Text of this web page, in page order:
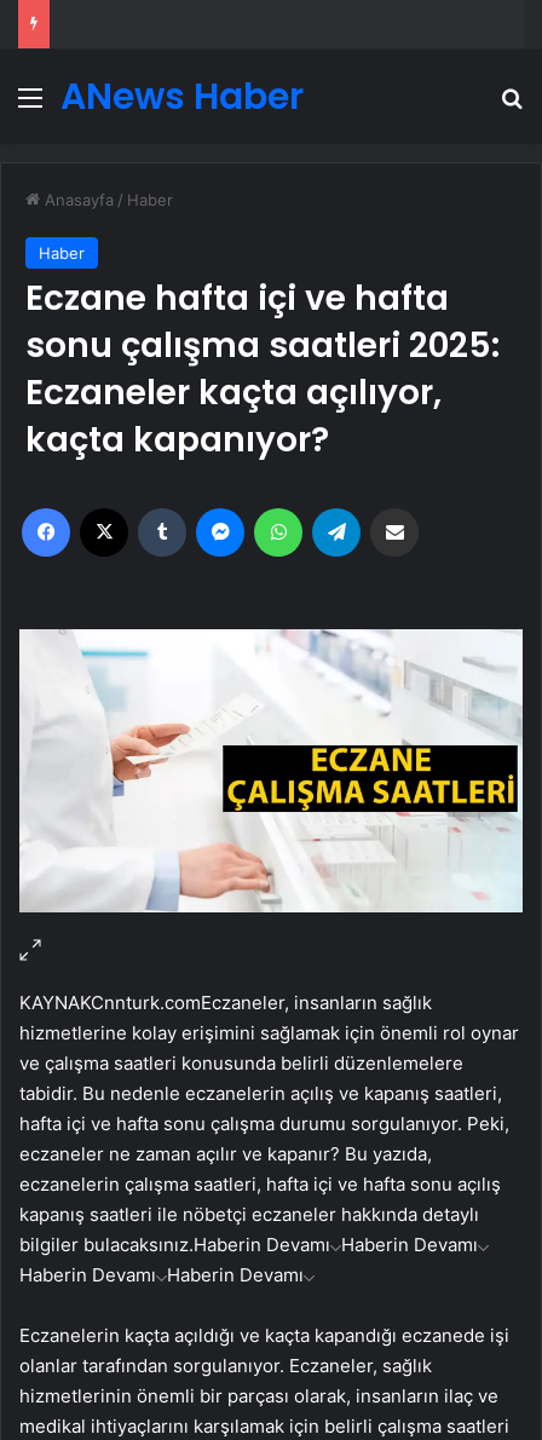
MenüANews Haber
Anasayfa / Haber
Haber
Eczane hafta içi ve hafta
sonu çalışma saatleri 2025:
Eczaneler kaçta açılıyor,
kaçta kapanıyor?
Facebook Tumblr MessengerWhatsApp
KAYNAKCnnturk.comEczaneler, insanların sağlık
hizmetlerine kolay erişimini sağlamak için önemli rol oynar
ve çalışma saatleri konusunda belirli düzenlemelere
tabidir. Bu nedenle eczanelerin açılış ve kapanış saatleri,
hafta içi ve hafta sonu çalışma durumu sorgulanıyor. Peki,
eczaneler ne zaman açılır ve kapanır? Bu yazıda,
eczanelerin çalışma saatleri, hafta içi ve hafta sonu açılış
kapanış saatleri ile nöbetçi eczaneler hakkında detaylı
bilgiler bulacaksınız.Haberin Devamı Haberin Devamı
Haberin Devamı Haberin Devamı
Eczanelerin kaçta açıldığı ve kaçta kapandığı eczanede işi
olanlar tarafından sorgulanıyor. Eczaneler, sağlık
hizmetlerinin önemli bir parçası olarak, insanların ilaç ve
medikal ihtiyaçlarını karşılamak için belirli çalışma saatleri